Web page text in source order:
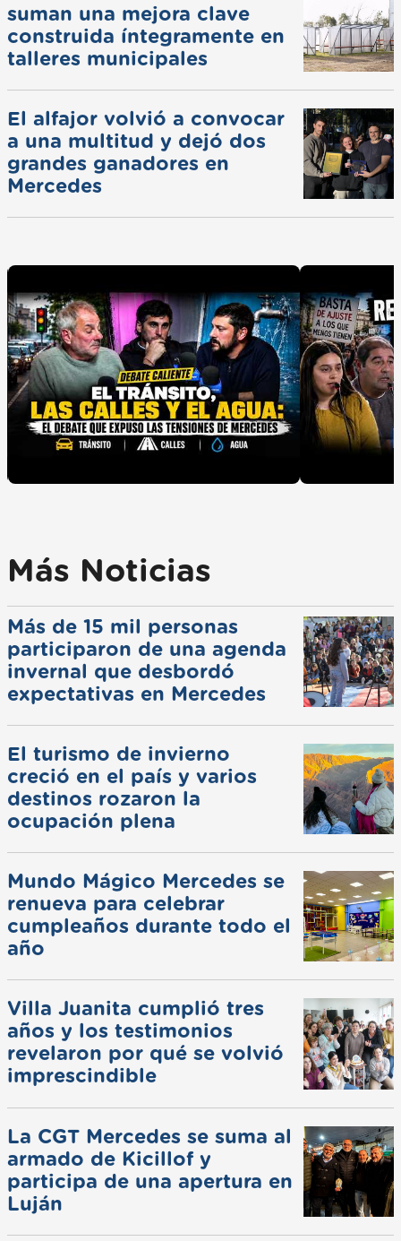
suman una mejora clave
construida íntegramente en
talleres municipales
El alfajor volvió a convocar
a una multitud y dejó dos
grandes ganadores en
Mercedes
Más Noticias
Más de 15 mil personas
participaron de una agenda
invernal que desbordó
expectativas en Mercedes
El turismo de invierno
creció en el país y varios
destinos rozaron la
ocupación plena
Mundo Mágico Mercedes se
renueva para celebrar
cumpleaños durante todo el
año
Villa Juanita cumplió tres
años y los testimonios
revelaron por qué se volvió
imprescindible
La CGT Mercedes se suma al
armado de Kicillof y
participa de una apertura en
Luján